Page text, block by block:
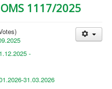
1117/2025
-
31.03.2026